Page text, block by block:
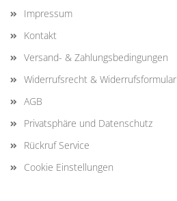
Impressum
Kontakt
Versand- & Zahlungsbedingungen
Widerrufsrecht & Widerrufsformular
AGB
Privatsphäre und Datenschutz
Rückruf Service
Cookie Einstellungen